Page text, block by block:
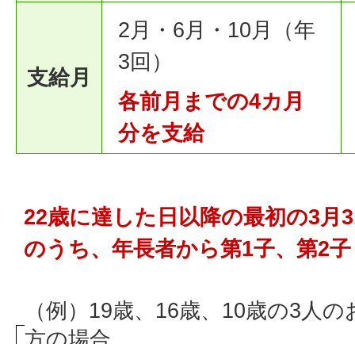
支給月
2月・6月・10月（年
3回）
各前月までの4カ月
分を支給
22歳に達した日以降の最初の3月
のうち、年長者から第1子、第2
（例）19歳、16歳、10歳の3人
方の場合